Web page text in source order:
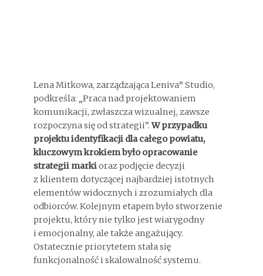
Lena Mitkowa, zarządzająca Leniva° Studio,
podkreśla: „Praca nad projektowaniem
komunikacji, zwłaszcza wizualnej, zawsze
rozpoczyna się od strategii”.W przypadku
projektu identyfikacji dla całego powiatu,
kluczowym krokiem było opracowanie
strategii markioraz podjęcie decyzji
z klientem dotyczącej najbardziej istotnych
elementów widocznych i zrozumiałych dla
odbiorców. Kolejnym etapem było stworzenie
projektu, który nie tylko jest wiarygodny
i emocjonalny, ale także angażujący.
Ostatecznie priorytetem stała się
funkcjonalność i skalowalność systemu.